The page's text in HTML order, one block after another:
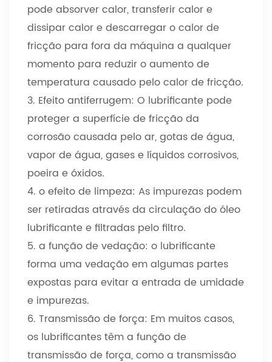
pode absorver calor, transferir calor e
dissipar calor e descarregar o calor de
fricção para fora da máquina a qualquer
momento para reduzir o aumento de
temperatura causado pelo calor de fricção.
3. Efeito antiferrugem: O lubrificante pode
proteger a superfície de fricção da
corrosão causada pelo ar, gotas de água,
vapor de água, gases e líquidos corrosivos,
poeira e óxidos.
4. o efeito de limpeza: As impurezas podem
ser retiradas através da circulação do óleo
lubrificante e filtradas pelo filtro.
5. a função de vedação: o lubrificante
forma uma vedação em algumas partes
expostas para evitar a entrada de umidade
e impurezas.
6. Transmissão de força: Em muitos casos,
os lubrificantes têm a função de
transmissão de força, como a transmissão